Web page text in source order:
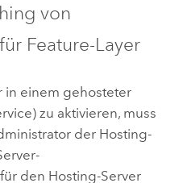
von
Feature-Layer
in einem gehosteter
zu aktivieren, muss
der Hosting-
-
den Hosting-Server